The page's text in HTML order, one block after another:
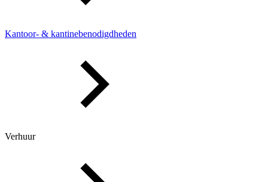
Kantoor- & kantinebenodigdheden
Verhuur